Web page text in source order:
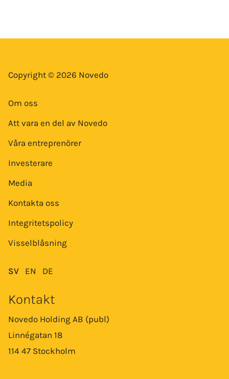
Copyright © 2026 Novedo
Om oss
Att vara en del av Novedo
Våra entreprenörer
Investerare
Media
Kontakta oss
Integritetspolicy
Visselblåsning
SV EN DE
Kontakt
Novedo Holding AB (publ)
Linnégatan 18
114 47 Stockholm